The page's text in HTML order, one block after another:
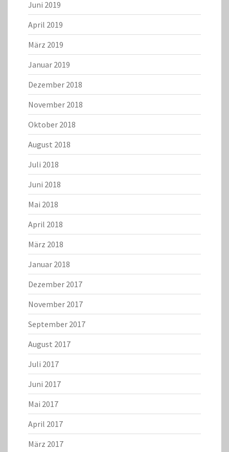
Juni 2019
April 2019
März 2019
Januar 2019
Dezember 2018
November 2018
Oktober 2018
August 2018
Juli 2018
Juni 2018
Mai 2018
April 2018
März 2018
Januar 2018
Dezember 2017
November 2017
September 2017
August 2017
Juli 2017
Juni 2017
Mai 2017
April 2017
März 2017